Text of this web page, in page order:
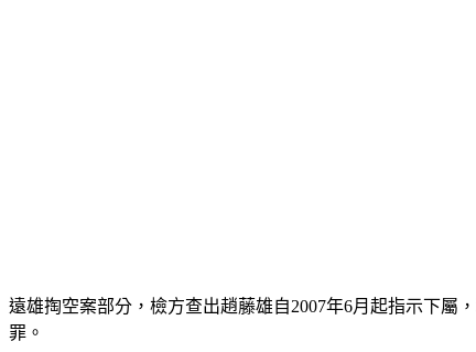
遠雄掏空案部分，檢方查出趙藤雄自2007年6月起指示下屬
罪。